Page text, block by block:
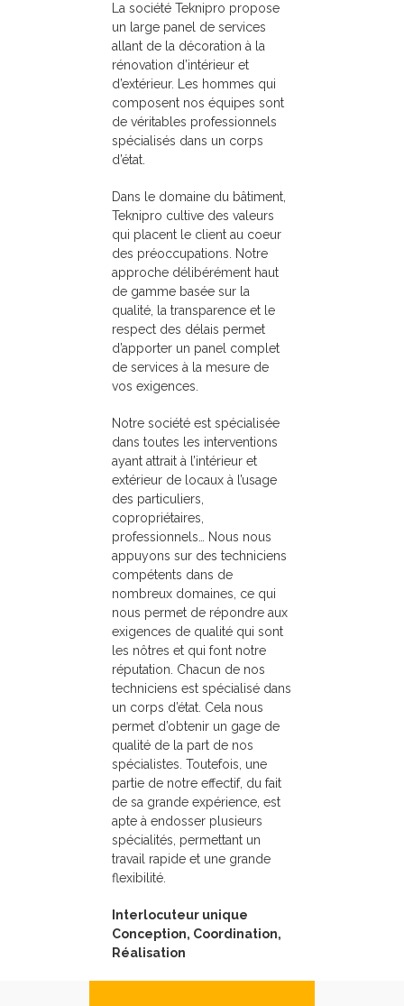
La société Teknipro propose
un large panel de services
allant de la décoration à la
rénovation d’intérieur et
d’extérieur. Les hommes qui
composent nos équipes sont
de véritables professionnels
spécialisés dans un corps
d’état.
Dans le domaine du bâtiment,
Teknipro cultive des valeurs
qui placent le client au coeur
des préoccupations. Notre
approche délibérément haut
de gamme basée sur la
qualité, la transparence et le
respect des délais permet
d’apporter un panel complet
de services à la mesure de
vos exigences.
Notre société est spécialisée
dans toutes les interventions
ayant attrait à l’intérieur et
extérieur de locaux à l’usage
des particuliers,
copropriétaires,
professionnels… Nous nous
appuyons sur des techniciens
compétents dans de
nombreux domaines, ce qui
nous permet de répondre aux
exigences de qualité qui sont
les nôtres et qui font notre
réputation. Chacun de nos
techniciens est spécialisé dans
un corps d’état. Cela nous
permet d’obtenir un gage de
qualité de la part de nos
spécialistes. Toutefois, une
partie de notre effectif, du fait
de sa grande expérience, est
apte à endosser plusieurs
spécialités, permettant un
travail rapide et une grande
flexibilité.
Interlocuteur unique
Conception, Coordination,
Réalisation